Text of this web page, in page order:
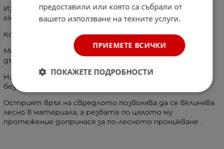
Изработен от стомана, което гаранира дълъг
експлоатационен живот.
Конусът е интегрално оформен, без снаждане.
Може да се ползва за всички видове мека и твърда
дървесина.
Набразденият дизайн прави работата по-удобна и
безопасна.
Острият връх на свредлото позволява да се вклинява
лесно в материала, а резбата по цялото му
протежение допринася за по-лесното проникване .
предоставили или която са събрали от
вашето използване на техните услуги.
ПРИЕМЕТЕ ВСИЧКИ
ПОКАЖЕТЕ ПОДРОБНОСТИ